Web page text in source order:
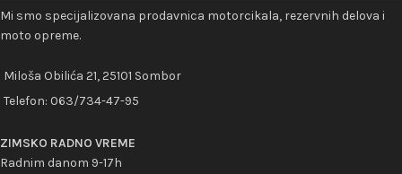
Mi smo specijalizovana prodavnica motorcikala, rezervnih delova i
moto opreme.
Miloša Obilića 21, 25101 Sombor
Telefon: 063/734-47-95
ZIMSKO RADNO VREME
Radnim danom 9-17h